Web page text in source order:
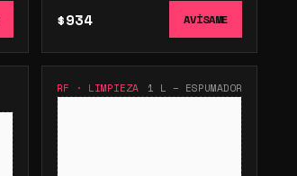
$934 AVÍSAME
RF · LIMPIEZA 1 L – ESPUMADOR